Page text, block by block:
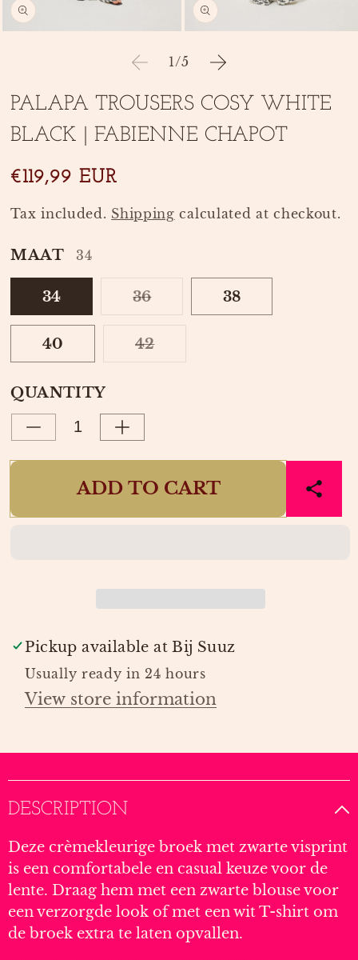
modal
2
modal
1/of
5
PALAPA TROUSERS COSY WHITE
BLACK | FABIENNE CHAPOT
SKU:
€119,99 EUR
Tax included. Shipping calculated at checkout.
MAAT 34
34 36
VARIANT
OUT
OR
38
40 42
UNAVAILABLE
QUANTITY
Decrease
PALAPA
COSY
FABIENNE
CHAPOT
Increase
PALAPA
COSY
FABIENNE
CHAPOT
ADD TO CART
Pickup available atBij Suuz
Usually ready in 24 hours
View store information
DESCRIPTION
Deze crèmekleurige broek met zwarte visprint
is een comfortabele en casual keuze voor de
lente. Draag hem met een zwarte blouse voor
een verzorgde look of met een wit T-shirt om
de broek extra te laten opvallen.